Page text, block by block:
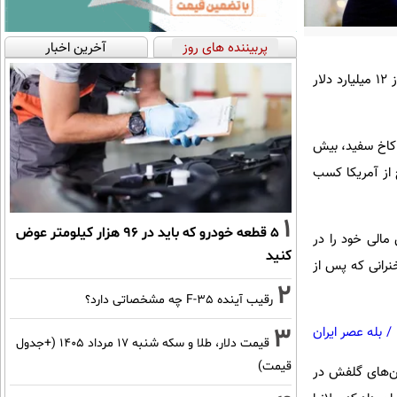
اسناد خوداظهاری مالی دونالد ترامپ نشان می‌دهد که او بعد از ترک کاخ سفید در ازای تنها ۱۵ سخنرانی، بیش از ۱۲ میلیارد دلار
کاخ سفید، بیش
گلف در خارج از آمریکا کسب
برای شرکت در انتخابات ۲۰۲۴ آمریکا سوابق مالی خود را در
متحده» قرار داد. این داده‌ها نشان می‌دهد که ترامپ در ازای هر یک از ۱۵ سخنرانی که پس از
/ بله عصر ایران
دلار درآمد داشته و زمین‌های گلفش در
پربیننده های روز آخرین اخبار
1
۵ قطعه خودرو که باید در ۹۶ هزار کیلومتر عوض
کنید
2 رقیب آینده F-35 چه مشخصاتی دارد؟
3
قیمت دلار، طلا و سکه شنبه ۱۷ مرداد ۱۴۰۵ (+جدول
قیمت)